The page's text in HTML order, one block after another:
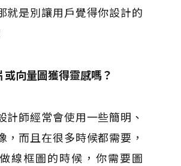
就是別讓用戶覺得你設計的
或向量圖獲得靈感嗎？
計師經常會使用一些簡明、
，而且在很多時候都需要，
線框圖的時候，你需要圖